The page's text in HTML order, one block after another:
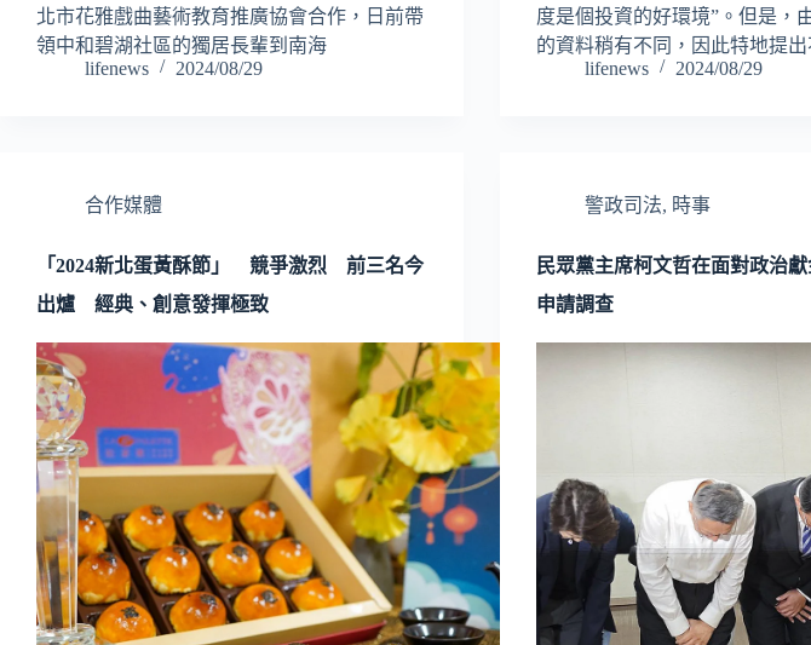
北市花雅戲曲藝術教育推廣協會合作，日前帶
領中和碧湖社區的獨居長輩到南海
lifenews
2024/08/29
度是個投資的好環境”。但是，
的資料稍有不同，因此特地提出
lifenews
2024/08/29
合作媒體
「2024新北蛋黃酥節」 競爭激烈 前三名今
出爐 經典、創意發揮極致
警政司法, 時事
民眾黨主席柯文哲在面對政治
申請調查